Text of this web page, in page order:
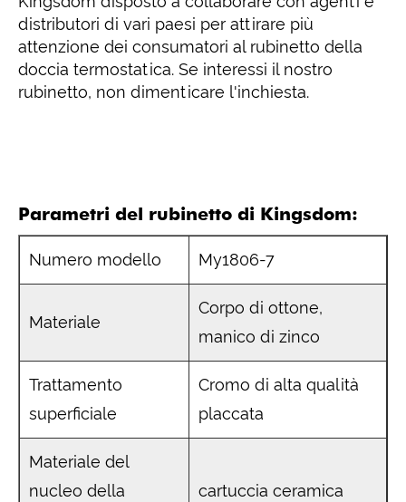
distributori di vari paesi per attirare più
attenzione dei consumatori al rubinetto della
doccia termostatica. Se interessi il nostro
rubinetto, non dimenticare l'inchiesta.
Parametri del rubinetto di Kingsdom:
Numero modello My1806-7
Materiale
Corpo di ottone,
manico di zinco
Trattamento
superficiale
Cromo di alta qualità
placcata
Materiale del
nucleo della
cartuccia ceramica